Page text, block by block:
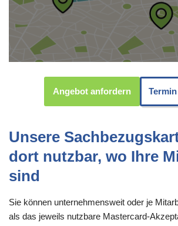
Angebot anfordern
Unsere
dort nutzbar, wo Ihre
sind
Sie können unternehmensweit oder je
als das jeweils nutzbare Mastercard-